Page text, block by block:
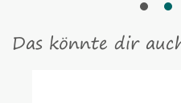
Das könnte dir